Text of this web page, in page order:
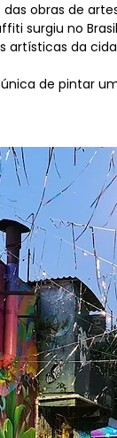
obras de
surgiu no
artísticas da
de pintar